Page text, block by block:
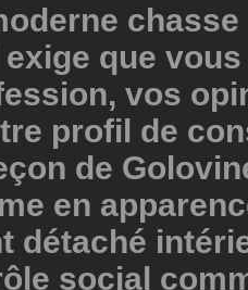
chasse
que
vos
profil de
de
en
détaché
social